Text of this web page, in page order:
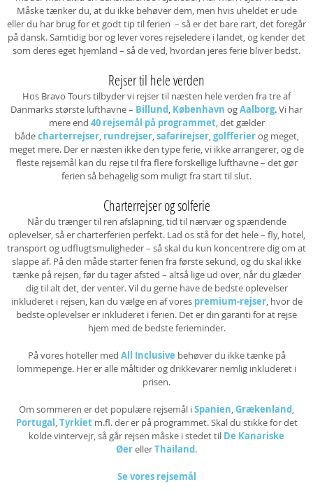
Måske tænker du, at du ikke behøver dem, men hvis uheldet er ude
eller du har brug for et godt tip til ferien – så er det bare rart, det foregår
på dansk. Samtidig bor og lever vores rejseledere i landet, og kender det
som deres eget hjemland – så de ved, hvordan jeres ferie bliver bedst.
Rejser til hele verden
Hos Bravo Tours tilbyder vi rejser til næsten hele verden fra tre af
Danmarks største lufthavne – Billund, København ogAalborg. Vi har
mere end 40 rejsemål på programmet, det gælder
bådecharterrejser, rundrejser,safarirejser,golfferierog meget,
meget mere. Der er næsten ikke den type ferie, vi ikke arrangerer, og de
fleste rejsemål kan du rejse til fra flere forskellige lufthavne – det gør
ferien så behagelig som muligt fra start til slut.
Charterrejser og solferie
Når du trænger til ren afslapning, tid til nærvær og spændende
oplevelser, så er charterferien perfekt. Lad os stå for det hele – fly, hotel,
transport og udflugtsmuligheder – så skal du kun koncentrere dig om at
slappe af. På den måde starter ferien fra første sekund, og du skal ikke
tænke på rejsen, før du tager afsted – altså lige ud over, når du glæder
dig til alt det, der venter. Vil du gerne have de bedste oplevelser
inkluderet i rejsen, kan du vælge en af vores premium-rejser, hvor de
bedste oplevelser er inkluderet i ferien. Det er din garanti for at rejse
hjem med de bedste ferieminder.
På vores hoteller med All Inclusive behøver du ikke tænke på
lommepenge. Her er alle måltider og drikkevarer nemlig inkluderet i
prisen.
Om sommeren er det populære rejsemål iSpanien,Grækenland,
Portugal,Tyrkietm.fl. der er på programmet. Skal du stikke for det
kolde vintervejr, så går rejsen måske i stedet til De Kanariske
ØerellerThailand.
Se vores rejsemål